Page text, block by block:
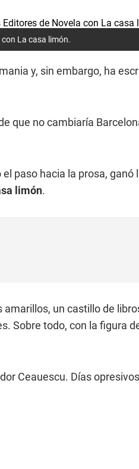
La casa limón.
y, sin embargo, ha
que no cambiaría
paso hacia la prosa, ganó
limón.
un castillo de
Sobre todo, con la figura
Ceauescu. Días